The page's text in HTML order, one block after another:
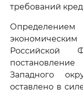
требований
Российской
Западного
оставлено в